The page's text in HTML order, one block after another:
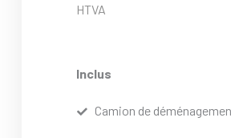
HTVA
Inclus
Camion de